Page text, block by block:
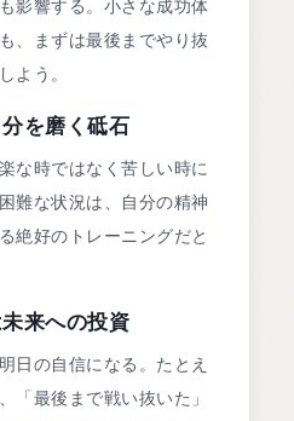
影響する。小さな成功体
、まずは最後までやり抜
よう。
を磨く砥石
な時ではなく苦しい時に
難な状況は、自分の精神
絶好のトレーニングだと
来への投資
日の自信になる。たとえ
「最後まで戦い抜いた」